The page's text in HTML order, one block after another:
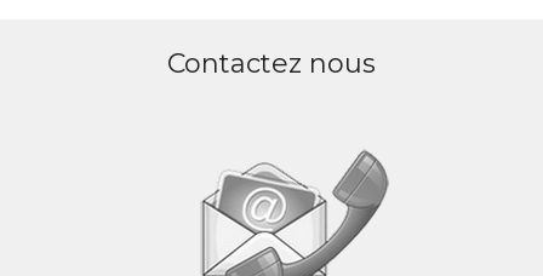
Contactez nous